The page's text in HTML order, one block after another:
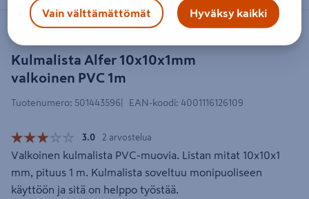
Kulmalista Alfer 10x10x1mm
valkoinen PVC 1m
Tuotenumero: 501443596 EAN-koodi: 4001116126109
3.0 2 arvostelua
Valkoinen kulmalista PVC-muovia. Listan mitat 10x10x1
mm, pituus 1 m. Kulmalista soveltuu monipuoliseen
käyttöön ja sitä on helppo työstää.
Vain välttämättömät Hyväksy kaikki